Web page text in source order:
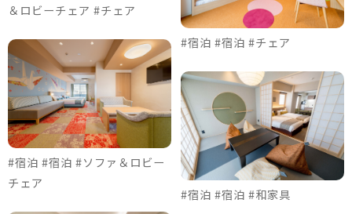
＆ロビーチェア #チェア
#宿泊 #宿泊 #ソファ＆ロビー
チェア
#宿泊 #宿泊 #チェア
#宿泊 #宿泊 #和家具